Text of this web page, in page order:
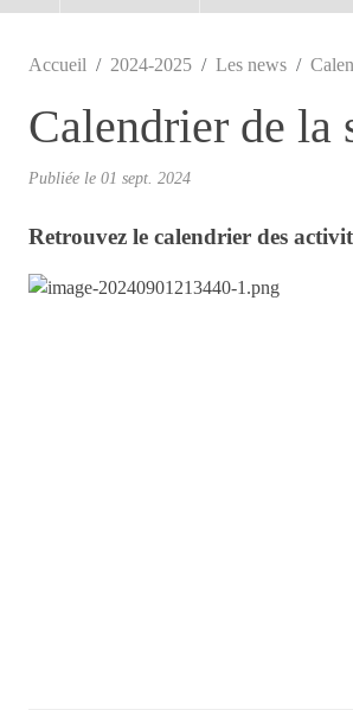
Accueil 2024-2025 Les news
Calendrier de la
Publiée le 01 sept. 2024
Retrouvez le calendrier des